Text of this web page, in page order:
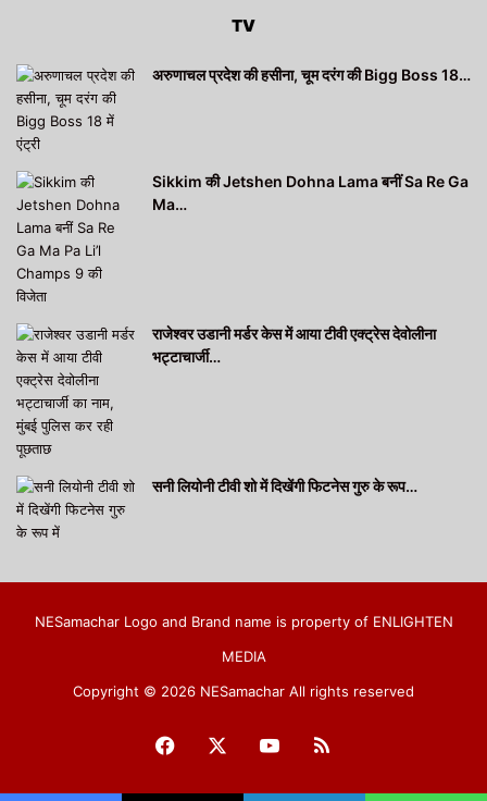
TV
अरुणाचल प्रदेश की हसीना, चूम दरंग की Bigg Boss 18…
Sikkim की Jetshen Dohna Lama बनीं Sa Re Ga
Ma…
राजेश्वर उडानी मर्डर केस में आया टीवी एक्ट्रेस देवोलीना
भट्टाचार्जी…
सनी लियोनी टीवी शो में दिखेंगी फिटनेस गुरु के रूप…
NESamachar Logo and Brand name is property of ENLIGHTEN
MEDIA
Copyright © 2026 NESamachar All rights reserved
Facebook YouTube